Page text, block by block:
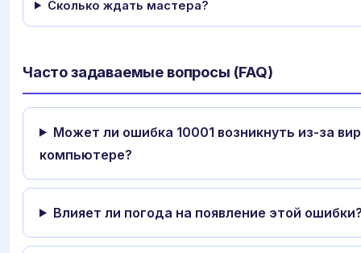
Сколько ждать мастера?
Часто задаваемые вопросы (FAQ)
Может ли ошибка 10001 возникнуть из-за
компьютере?
Влияет ли погода на появление этой